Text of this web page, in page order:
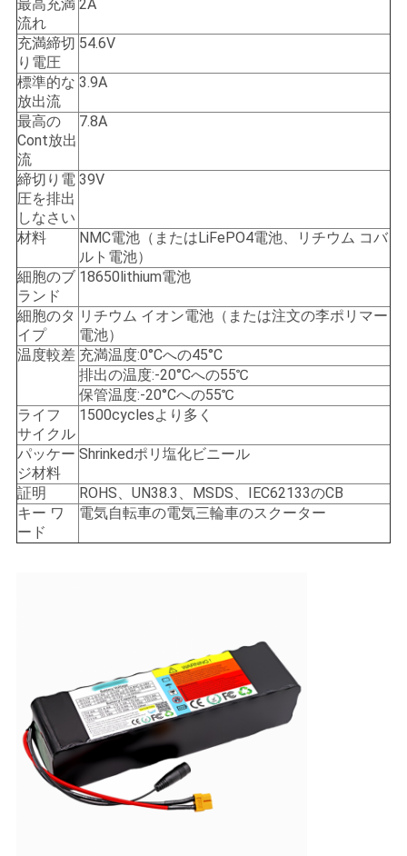
図
PRIVACY
POLICY
最高充満
流れ
2A
充満締切
り電圧
54.6V
標準的な
放出流
3.9A
最高の
Cont放出
流
7.8A
締切り電
圧を排出
しなさい
39V
材料
NMC電池（またはLiFePO4電池、リチウム コバ
ルト電池）
細胞のブ
ランド
18650lithium電池
細胞のタ
イプ
リチウム イオン電池（または注文の李ポリマー
電池）
温度較差 充満温度:0°Cへの45°C
排出の温度:-20°Cへの55℃
保管温度:-20°Cへの55℃
ライフ
サイクル
1500cyclesより多く
パッケー
ジ材料
Shrinkedポリ塩化ビニール
証明
ROHS、UN38.3、MSDS、IEC62133のCB
キー ワ
ード
電気自転車の電気三輪車のスクーター